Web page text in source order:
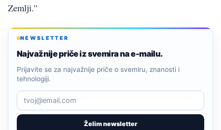
Zemlji.”
NEWSLETTER
Najvažnije priče iz svemira na e-mailu.
Želim newsletter
Prijavite se za najvažnije priče o svemiru, znanosti i
tehnologiji.